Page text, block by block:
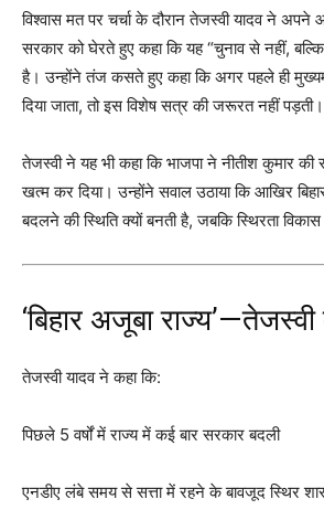
विश्वास मत पर चर्चा के दौरान तेजस्वी यादव ने
सरकार को घेरते हुए कहा कि यह “चुनाव से नहीं,
है। उन्होंने तंज कसते हुए कहा कि अगर पहले ही
दिया जाता, तो इस विशेष सत्र की जरूरत नहीं पड़ती।
तेजस्वी ने यह भी कहा कि भाजपा ने नीतीश कुमार की
खत्म कर दिया। उन्होंने सवाल उठाया कि आखिर
बदलने की स्थिति क्यों बनती है, जबकि स्थिरता
‘बिहार अजूबा
तेजस्वी यादव ने कहा कि:
पिछले 5 वर्षों में राज्य में कई बार सरकार बदली
एनडीए लंबे समय से सत्ता में रहने के बावजूद स्थिर